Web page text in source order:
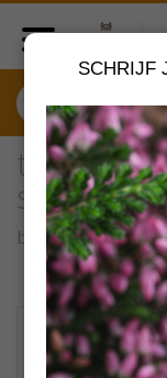
SCHRIJF
taglo-
slot
by Trollbeads
VERDER